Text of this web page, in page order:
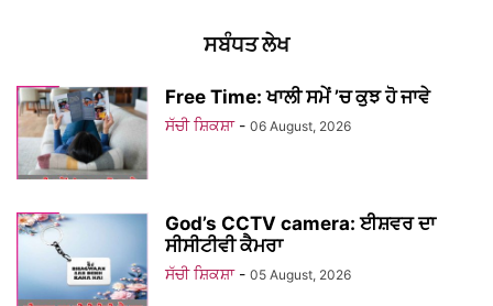
ਸਬੰਧਤ ਲੇਖ
Free Time: ਖਾਲੀ ਸਮੇਂ ’ਚ ਕੁਝ ਹੋ ਜਾਵੇ
ਸੱਚੀ ਸ਼ਿਕਸ਼ਾ - 06 August, 2026
God’s CCTV camera: ਈਸ਼ਵਰ ਦਾ
ਸੀਸੀਟੀਵੀ ਕੈਮਰਾ
ਸੱਚੀ ਸ਼ਿਕਸ਼ਾ - 05 August, 2026